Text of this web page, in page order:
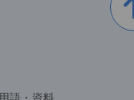
用語・資料